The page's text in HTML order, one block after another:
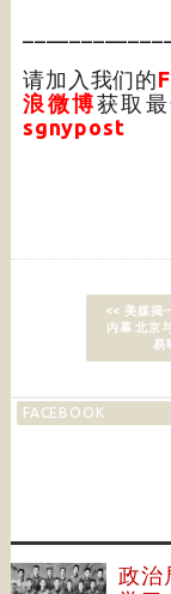
请加入我们的
浪微博获取
sgnypost
<< 美媒揭
内幕 北京
易
FACEBOOK
政治